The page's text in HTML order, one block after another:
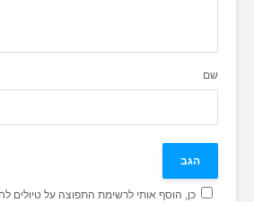
שם
כן, הוסף אותי לרשימת התפוצה על טיולים